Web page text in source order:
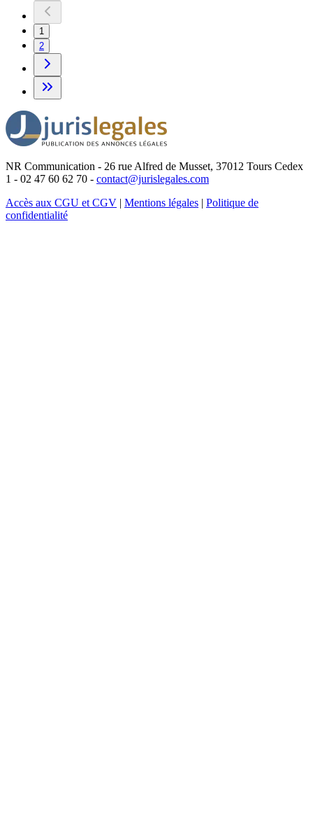
1
2
NR Communication - 26 rue Alfred de Musset, 37012 Tours Cedex
1 - 02 47 60 62 70 - contact@jurislegales.com
Accès aux CGU et CGV | Mentions légales | Politique de
confidentialité